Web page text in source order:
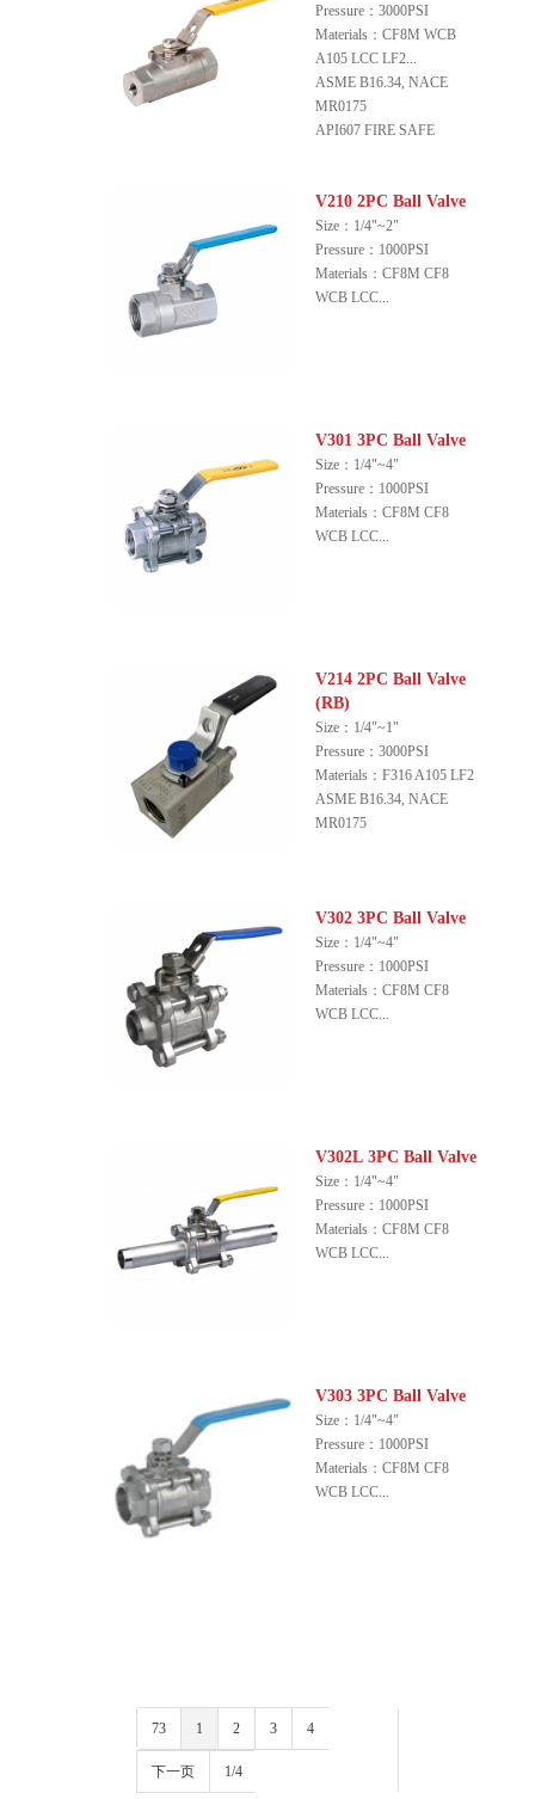
Pressure：3000PSI
Materials：CF8M WCB
A105 LCC LF2...
ASME B16.34, NACE
MR0175
API607 FIRE SAFE
V210 2PC Ball Valve
Size：1/4"~2"
Pressure：1000PSI
Materials：CF8M CF8
WCB LCC...
V301 3PC Ball Valve
Size：1/4"~4"
Pressure：1000PSI
Materials：CF8M CF8
WCB LCC...
V214 2PC Ball Valve
(RB)
Size：1/4"~1"
Pressure：3000PSI
Materials：F316 A105 LF2
ASME B16.34, NACE
MR0175
V302 3PC Ball Valve
Size：1/4"~4"
Pressure：1000PSI
Materials：CF8M CF8
WCB LCC...
V302L 3PC Ball Valve
Size：1/4"~4"
Pressure：1000PSI
Materials：CF8M CF8
WCB LCC...
V303 3PC Ball Valve
Size：1/4"~4"
Pressure：1000PSI
Materials：CF8M CF8
WCB LCC...
73 1 2 3 4
下一页 1/4